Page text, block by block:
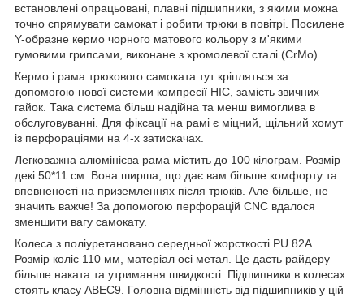
встановлені опрацьовані, плавні підшипники, з якими можна
точно спрямувати самокат і робити трюки в повітрі. Посилене
Y-образне кермо чорного матового кольору з м'якими
гумовими грипсами, виконане з хромолевої сталі (CrMo).
Кермо і рама трюкового самоката тут кріпляться за
допомогою нової системи компресії HIC, замість звичних
гайок. Така система більш надійна та менш вимоглива в
обслуговуванні. Для фіксації на рамі є міцний, щільний хомут
із перфораціями на 4-х затискачах.
Легковажна алюмінієва рама містить до 100 кілограм. Розмір
декі 50*11 см. Вона ширша, що дає вам більше комфорту та
впевненості на приземленнях після трюків. Але більше, не
значить важче! За допомогою перфорацій CNC вдалося
зменшити вагу самокату.
Колеса з поліуретановано середньої жорсткості PU 82A.
Розмір коліс 110 мм, матеріал осі метал. Це дасть райдеру
більше наката та утримання швидкості. Підшипники в колесах
стоять класу ABEC9. Головна відмінність від підшипників у цій